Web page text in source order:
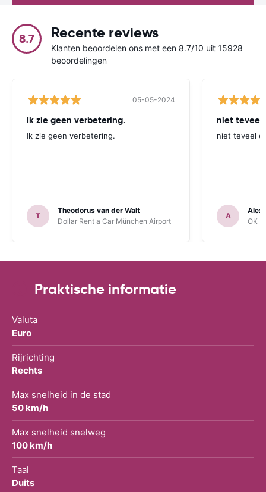
8.7 Recente reviews
Klanten beoordelen ons met een 8.7/10 uit 15928
beoordelingen
05-05-2024
Ik zie geen verbetering.
Ik zie geen verbetering.
T
Theodorus van der Walt
Dollar Rent a Car München Airport
niet teveel
niet teveel
A
OK
Praktische informatie
Valuta
Euro
Rijrichting
Rechts
Max snelheid in de stad
50 km/h
Max snelheid snelweg
100 km/h
Taal
Duits